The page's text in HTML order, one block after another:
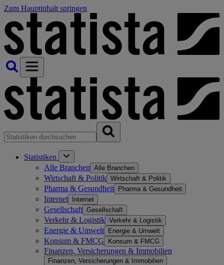
Zum Hauptinhalt springen
Statistiken
Alle Branchen Alle Branchen
Wirtschaft & Politik Wirtschaft & Politik
Pharma & Gesundheit Pharma & Gesundheit
Internet Internet
Gesellschaft Gesellschaft
Verkehr & Logistik Verkehr & Logistik
Energie & Umwelt Energie & Umwelt
Konsum & FMCG Konsum & FMCG
Finanzen, Versicherungen & Immobilien
Finanzen, Versicherungen & Immobilien